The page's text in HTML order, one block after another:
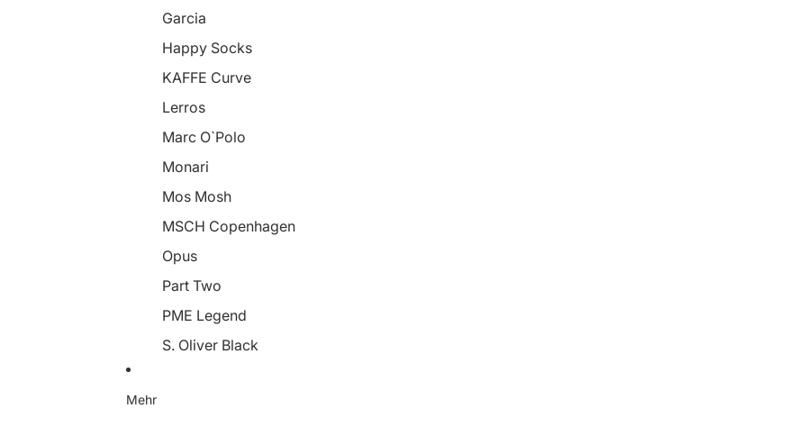
Garcia
Happy Socks
KAFFE Curve
Lerros
Marc O`Polo
Monari
Mos Mosh
MSCH Copenhagen
Opus
Part Two
PME Legend
S. Oliver Black
Mehr